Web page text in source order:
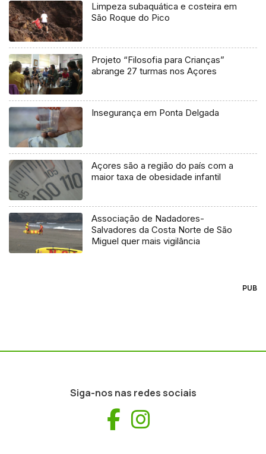
Limpeza subaquática e costeira em
São Roque do Pico
Projeto “Filosofia para Crianças”
abrange 27 turmas nos Açores
Insegurança em Ponta Delgada
Açores são a região do país com a
maior taxa de obesidade infantil
Associação de Nadadores-
Salvadores da Costa Norte de São
Miguel quer mais vigilância
PUB
Siga-nos nas redes sociais
Facebook